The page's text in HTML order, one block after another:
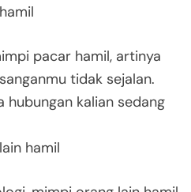
pacar hamil, artinya
tidak sejalan.
hubungan kalian sedang
hamil